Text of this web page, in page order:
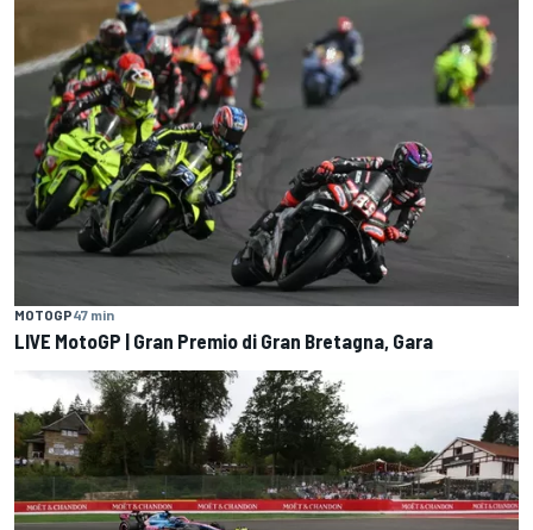
MOTOGP47 min
LIVE MotoGP | Gran Premio di Gran Bretagna, Gara